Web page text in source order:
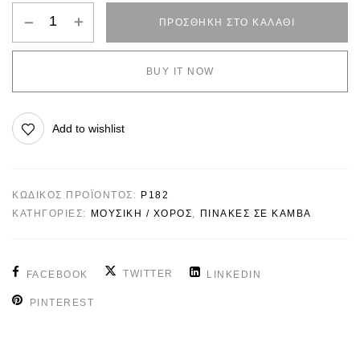
ΠΡΟΣΘΉΚΗ ΣΤΟ ΚΑΛΆΘΙ
BUY IT NOW
Add to wishlist
ΚΩΔΙΚΌΣ ΠΡΟΪΌΝΤΟΣ: P182
ΚΑΤΗΓΟΡΊΕΣ: ΜΟΥΣΙΚΗ / ΧΟΡΟΣ ΠΙΝΑΚΕΣ ΣΕ ΚΑΜΒΑ
FACEBOOK TWITTER LINKEDIN
PINTEREST